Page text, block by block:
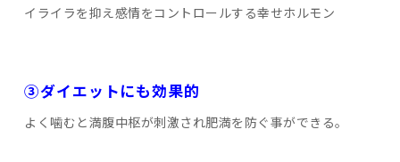
イライラを抑え感情をコントロールする幸せホルモン
③ダイエットにも効果的
よく噛むと満腹中枢が刺激され肥満を防ぐ事ができる。